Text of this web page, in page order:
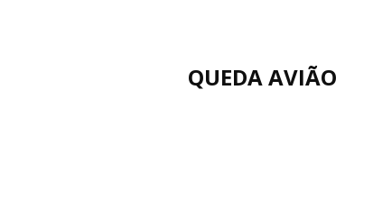
QUEDA AVIÃO